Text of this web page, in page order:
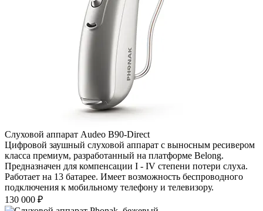
Слуховой аппарат Audeo B90-Direct
Цифровой заушный слуховой аппарат с выносным ресивером
класса премиум, разработанный на платформе Belong.
Предназначен для компенсации I - IV степени потери слуха.
Работает на 13 батарее. Имеет возможность беспроводного
подключения к мобильному телефону и телевизору.
130 000 ₽